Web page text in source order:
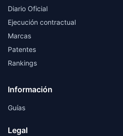
Diario Oficial
Ejecución contractual
Marcas
Patentes
Rankings
Información
Guías
Legal